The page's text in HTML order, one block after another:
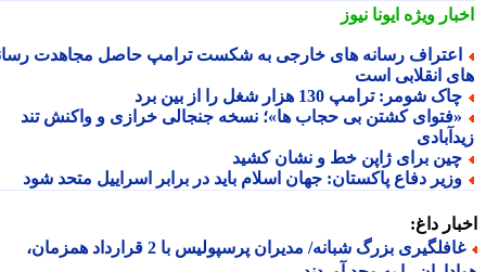
ویژهایونا نیوز
رسانه های خارجی به شکست ترامپ حاصل مجاهدت رسانه
انقلابی است
شومر: ترامپ 130 هزار شغل را از بین برد
کشتن بی حجاب ها»؛ نسخه جنجالی خرازی و واکنش تند
برای ژاپن خط و نشان کشید
دفاع پاکستان: جهان اسلام باید در برابر اسراییل متحد شود
داغ:
غافلگیری بزرگ شبانه/ مدیران پرسپولیس با 2 قرارداد همزمان،